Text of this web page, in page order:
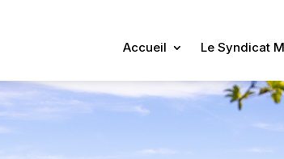
Accueil Le Syndicat